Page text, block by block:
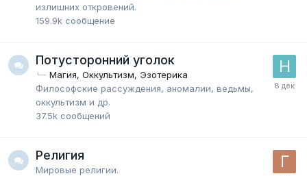
излишних откровений.
159.9k сообщение
Потусторонний уголок
Магия, Оккультизм, Эзотерика
Философские рассуждения, аномалии, ведьмы,
оккультизм и др.
37.5k сообщений
Религия
Мировые религии.